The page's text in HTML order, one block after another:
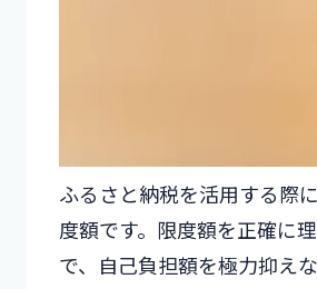
ふるさと納税を活用する際
度額です。限度額を正確に
で、自己負担額を極力抑え